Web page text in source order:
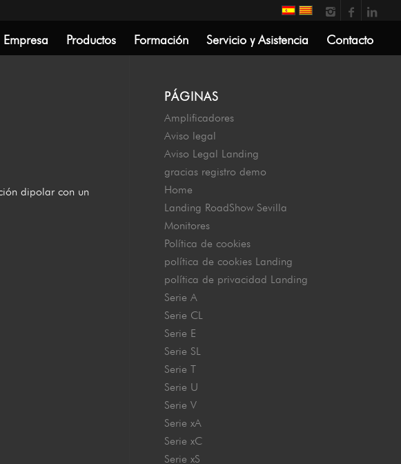
Empresa Productos Formación Servicio y Asistencia Contacto
dipolar con un
PÁGINAS
Amplificadores
Aviso legal
Aviso Legal Landing
gracias registro demo
Home
Landing RoadShow Sevilla
Monitores
Política de cookies
política de cookies Landing
política de privacidad Landing
Serie A
Serie CL
Serie E
Serie SL
Serie T
Serie U
Serie V
Serie xA
Serie xC
Serie xS